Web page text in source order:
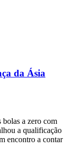
da Ásia
bolas a zero com
a qualificação
encontro a contar